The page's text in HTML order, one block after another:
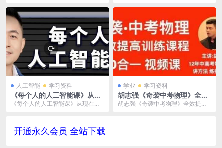
度云网...
下载，具体看下...
人工智能 学习资料
《每个人的人工智能课》从现
在开始学习AI，AI人工智能2.
《每个人的人工智能课》从现在开
学业 学习资料
胡志强《奇袭中考物理》全效
提高训练课程视频学习资料[M
胡志强《奇袭中考物理》全效提高
开通永久会员 全站下载